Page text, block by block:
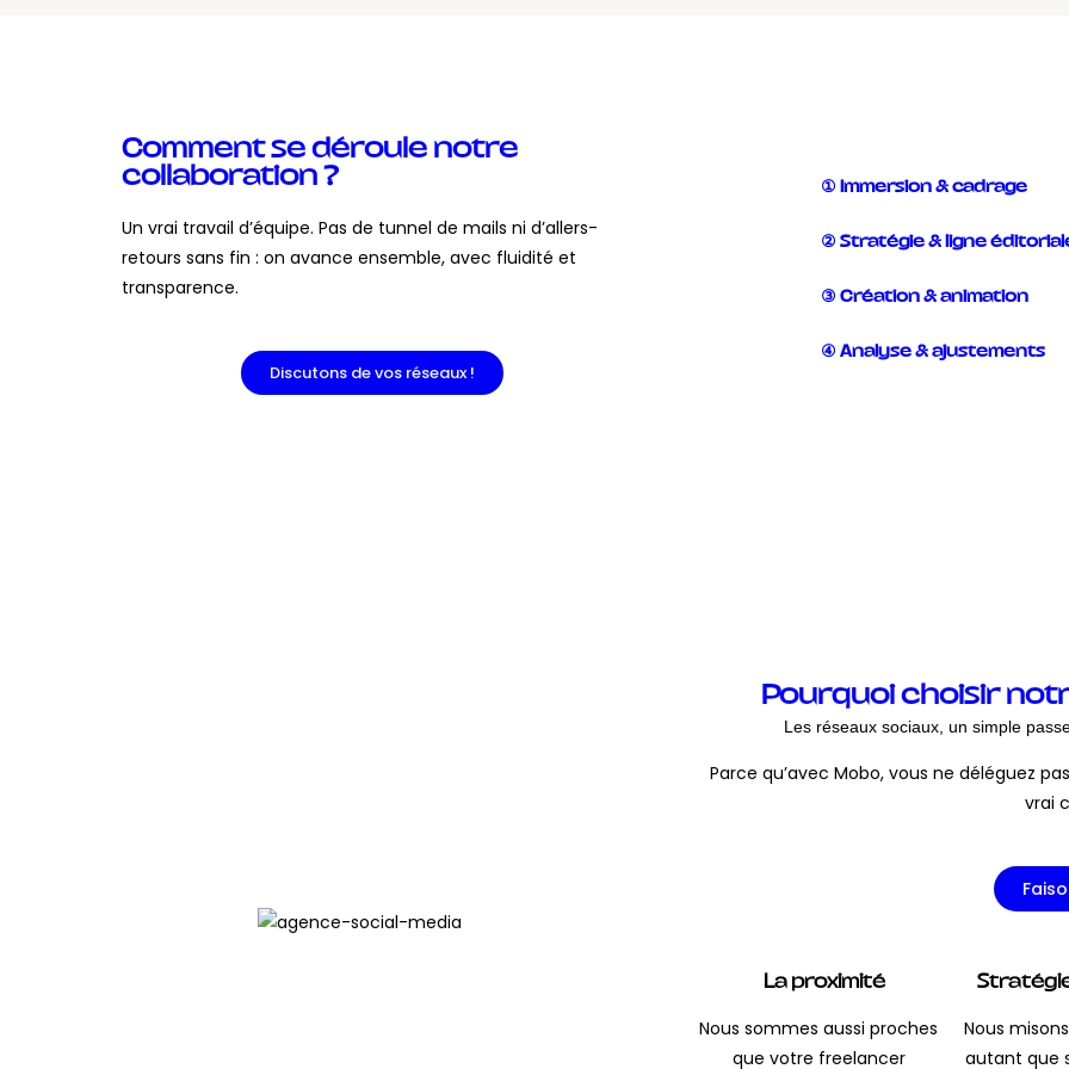
Comment se déroule notre
collaboration ?
Un vrai travail d’équipe. Pas de tunnel de mails ni d’allers-
retours sans fin : on avance ensemble, avec fluidité et
transparence.
Discutons de vos réseaux !
① Immersion & cadrage
② Stratégie & ligne
③ Création & animation
④ Analyse & ajustements
Pourquoi choisir
Les réseaux sociaux, un simple
Parce qu’avec Mobo, vous ne déléguez
vrai
La proximité
Nous sommes aussi proches
que votre freelancer
Nous
autant que